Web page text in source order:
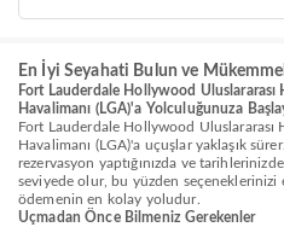
En İyi Seyahati Bulun ve
Fort Lauderdale Hollywood Uluslararası
Havalimanı (LGA)'a Yolculuğunuza
Fort Lauderdale Hollywood Uluslararası
Havalimanı (LGA)'a uçuşlar yaklaşık
rezervasyon yaptığınızda ve
seviyede olur, bu yüzden seçeneklerinizi
ödemenin en kolay yoludur.
Uçmadan Önce Bilmeniz Gerekenler